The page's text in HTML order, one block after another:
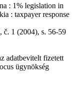
: 1% legislation in
: taxpayer response
1 (2004), s. 56-59
adatbevitelt fizetett
ügynökség